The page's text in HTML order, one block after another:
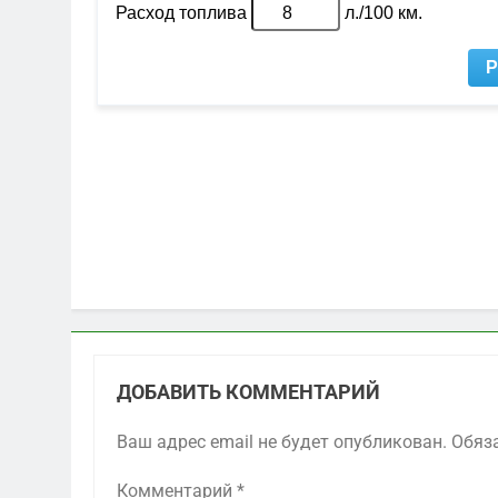
ДОБАВИТЬ КОММЕНТАРИЙ
Ваш адрес email не будет опубликован.
Комментарий *